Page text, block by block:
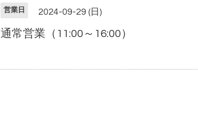
営業日 2024-09-29 (日)
通常営業（11:00～16:00）